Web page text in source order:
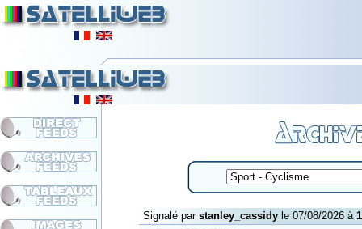
Signalé par stanley_cassidyle 07/08/2026 à